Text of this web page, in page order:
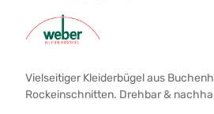
Vielseitiger Kleiderbügel aus
Rockeinschnitten. Drehbar &